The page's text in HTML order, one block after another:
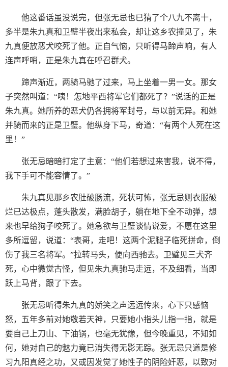
他这番话虽没说完，但张无忌也已猜了个八九不离十，
多半是朱九真和卫璧半夜出来私会，却让这乡农撞见了，朱
九真便放恶犬咬死了他。正自气恼，只听得马蹄声响，有人
连声呼哨，正是朱九真在呼召群犬。
蹄声渐近，两骑马驰了过来，马上坐着一男一女。那女
子突然叫道：“咦！怎地平西将军它们都死了？”说话的正是
朱九真。她所养的恶犬仍各拥将军封号，与以前无异。和她
并骑而来的正是卫璧。他纵身下马，奇道：“有两个人死在这
里！”
张无忌暗暗打定了主意：“他们若想过来害我，说不得，
我下手可不能容情了。”
朱九真见那乡农肚破肠流，死状可怖，张无忌则衣服破
烂已达极点，蓬头散发，满脸胡子，躺在地下全不动弹，想
来也早给狗子咬死了。她急欲与卫璧谈情说爱，不愿在这里
多所逗留，说道：“表哥，走吧！这两个泥腿子临死拼命，倒
伤了我三名将军。”拉转马头，便向西驰去。卫璧见三犬齐
死，心中微觉古怪，但见朱九真驰马走远，不及细看，当即
跃上马背，跟了下去。
张无忌听得朱九真的娇笑之声远远传来，心下只感恼
怒，五年多前对她敬若天神，只要她小指头儿指一指，就是
要自己上刀山、下油锅，也毫无犹豫，但今晚重见，不知如
何，她对自己的魅力竟已消失得无影无踪。张无忌只道是修
习九阳真经之功，又或因发觉了她性子的阴险奸恶，以致对